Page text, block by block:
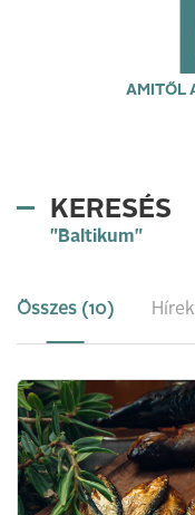
AMITŐL
KERESÉS
"Baltikum"
Összes (10)